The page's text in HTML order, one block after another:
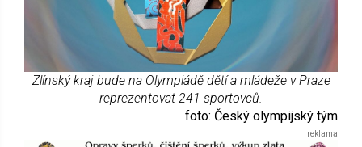
Zlínský kraj bude na Olympiádě dětí a mládeže v Praze
reprezentovat 241 sportovců.
foto: Český olympijský tým